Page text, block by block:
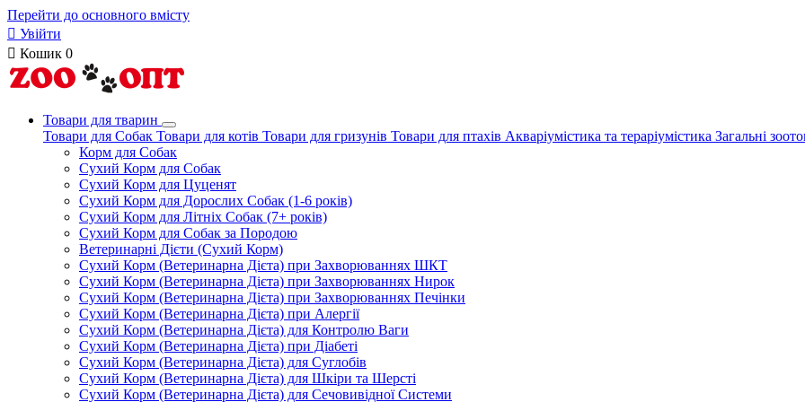
Перейти до основного вмісту
 Увійти
 Кошик 0
Товари для тварин
Товари для Собак Товари для котів Товари для гризунів Товари для птахів Акваріумістика та тераріумістика Загальні
Корм для Собак
Сухий Корм для Собак
Сухий Корм для Цуценят
Сухий Корм для Дорослих Собак (1-6 років)
Сухий Корм для Літніх Собак (7+ років)
Сухий Корм для Собак за Породою
Ветеринарні Дієти (Сухий Корм)
Сухий Корм (Ветеринарна Дієта) при Захворюваннях ШКТ
Сухий Корм (Ветеринарна Дієта) при Захворюваннях Нирок
Сухий Корм (Ветеринарна Дієта) при Захворюваннях Печінки
Сухий Корм (Ветеринарна Дієта) при Алергії
Сухий Корм (Ветеринарна Дієта) для Контролю Ваги
Сухий Корм (Ветеринарна Дієта) при Діабеті
Сухий Корм (Ветеринарна Дієта) для Суглобів
Сухий Корм (Ветеринарна Дієта) для Шкіри та Шерсті
Сухий Корм (Ветеринарна Дієта) для Сечовивідної Системи